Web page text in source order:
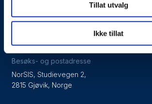
Tillat utvalg
Ikke tillat
Besøks- og postadresse
NorSIS, Studievegen 2,
2815 Gjøvik, Norge